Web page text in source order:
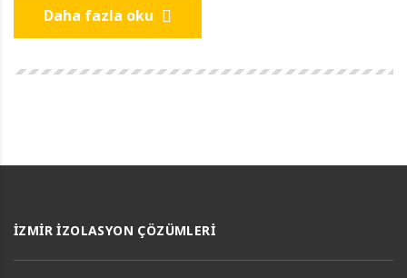
Daha fazla oku
İZMIR İZOLASYON ÇÖZÜMLERI